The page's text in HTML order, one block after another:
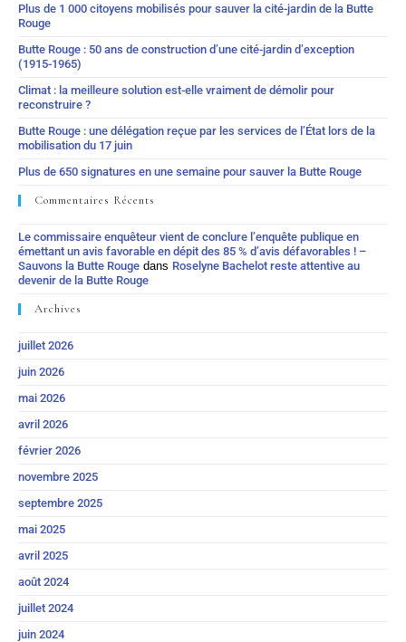
Plus de 1 000 citoyens mobilisés pour sauver la cité-jardin de la Butte
Rouge
Butte Rouge : 50 ans de construction d’une cité-jardin d’exception
(1915-1965)
Climat : la meilleure solution est-elle vraiment de démolir pour
reconstruire ?
Butte Rouge : une délégation reçue par les services de l’État lors de la
mobilisation du 17 juin
Plus de 650 signatures en une semaine pour sauver la Butte Rouge
Commentaires Récents
Le commissaire enquêteur vient de conclure l’enquête publique en
émettant un avis favorable en dépit des 85 % d’avis défavorables ! –
Sauvons la Butte Rouge dans Roselyne Bachelot reste attentive au
devenir de la Butte Rouge
Archives
juillet 2026
juin 2026
mai 2026
avril 2026
février 2026
novembre 2025
septembre 2025
mai 2025
avril 2025
août 2024
juillet 2024
juin 2024